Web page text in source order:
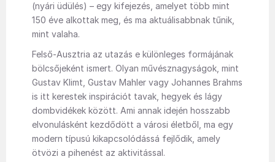
(nyári üdülés) – egy kifejezés, amelyet több mint
150 éve alkottak meg, és ma aktuálisabbnak tűnik,
mint valaha.
Felső-Ausztria az utazás e különleges formájának
bölcsőjeként ismert. Olyan művésznagyságok, mint
Gustav Klimt, Gustav Mahler vagy Johannes Brahms
is itt kerestek inspirációt tavak, hegyek és lágy
dombvidékek között. Ami annak idején hosszabb
elvonulásként kezdődött a városi életből, ma egy
modern típusú kikapcsolódássá fejlődik, amely
ötvözi a pihenést az aktivitással.